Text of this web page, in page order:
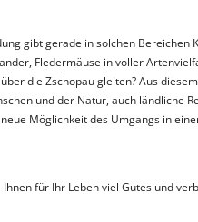
gibt gerade in solchen Bereichen
Fledermäuse in voller
die Zschopau gleiten? Aus
und der Natur, auch ländliche
Möglichkeit des Umgangs in
Ihnen für Ihr Leben viel Gutes und